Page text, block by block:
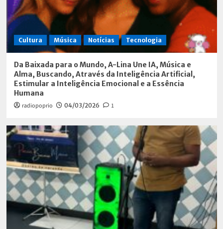
Cultura Música Notícias Tecnologia
Da Baixada para o Mundo, A-Lina Une IA, Música e
Alma, Buscando, Através da Inteligência Artificial,
Estimular a Inteligência Emocional e a Essência
Humana
radiopoprio 04/03/2026 1